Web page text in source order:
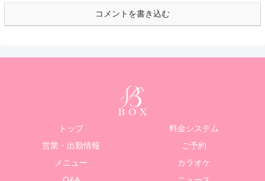
コメントを書き込む
トップ
料金システム
営業・出勤情報
ご予約
メニュー
カラオケ